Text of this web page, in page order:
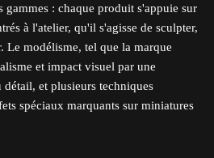
gammes : chaque produit s'appuie sur
à l'atelier, qu'il s'agisse de sculpter,
Le modélisme, tel que la marque
et impact visuel par une
et plusieurs techniques
spéciaux marquants sur miniatures